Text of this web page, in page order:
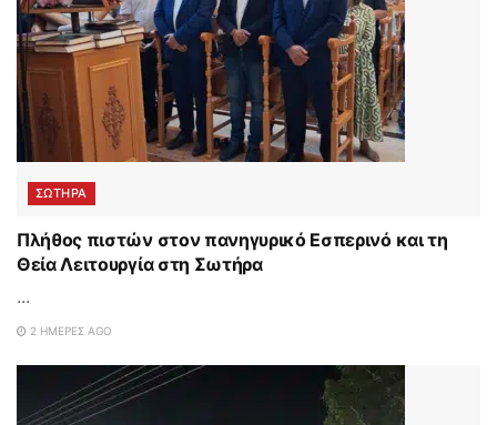
ΣΩΤΉΡΑ
Πλήθος πιστών στον πανηγυρικό Εσπερινό και τη
Θεία Λειτουργία στη Σωτήρα
...
2 ΗΜΈΡΕΣ AGO